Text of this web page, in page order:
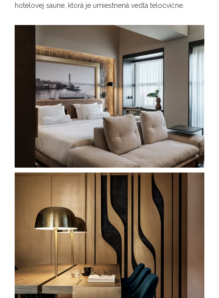
hotelovej saune, ktorá je umiestnená vedľa telocvične.